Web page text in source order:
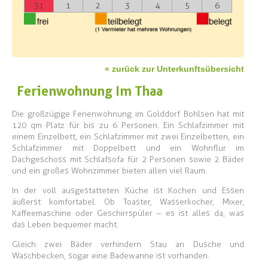
31
1 2 3 4 5 6
« zurück zur Unterkunftsübersicht
Ferienwohnung Im Thaa
Die großzügige Ferienwohnung im Golddorf Bohlsen hat mit
120 qm Platz für bis zu 6 Personen. Ein Schlafzimmer mit
einem Einzelbett, ein Schlafzimmer mit zwei Einzelbetten, ein
Schlafzimmer mit Doppelbett und ein Wohnflur im
Dachgeschoss mit Schlafsofa für 2 Personen sowie 2 Bäder
und ein großes Wohnzimmer bieten allen viel Raum.
In der voll ausgestatteten Küche ist Kochen und Essen
äußerst komfortabel. Ob Toaster, Wasserkocher, Mixer,
Kaffeemaschine oder Geschirrspüler – es ist alles da, was
das Leben bequemer macht.
Gleich zwei Bäder verhindern Stau an Dusche und
Waschbecken, sogar eine Badewanne ist vorhanden.